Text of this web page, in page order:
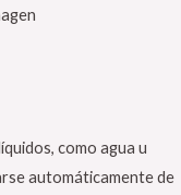
como agua u
automáticamente de